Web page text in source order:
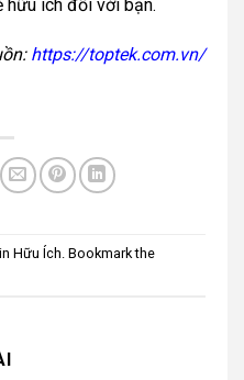
hữu ích đối với bạn.
https://toptek.com.vn/
Hữu Ích . Bookmark the